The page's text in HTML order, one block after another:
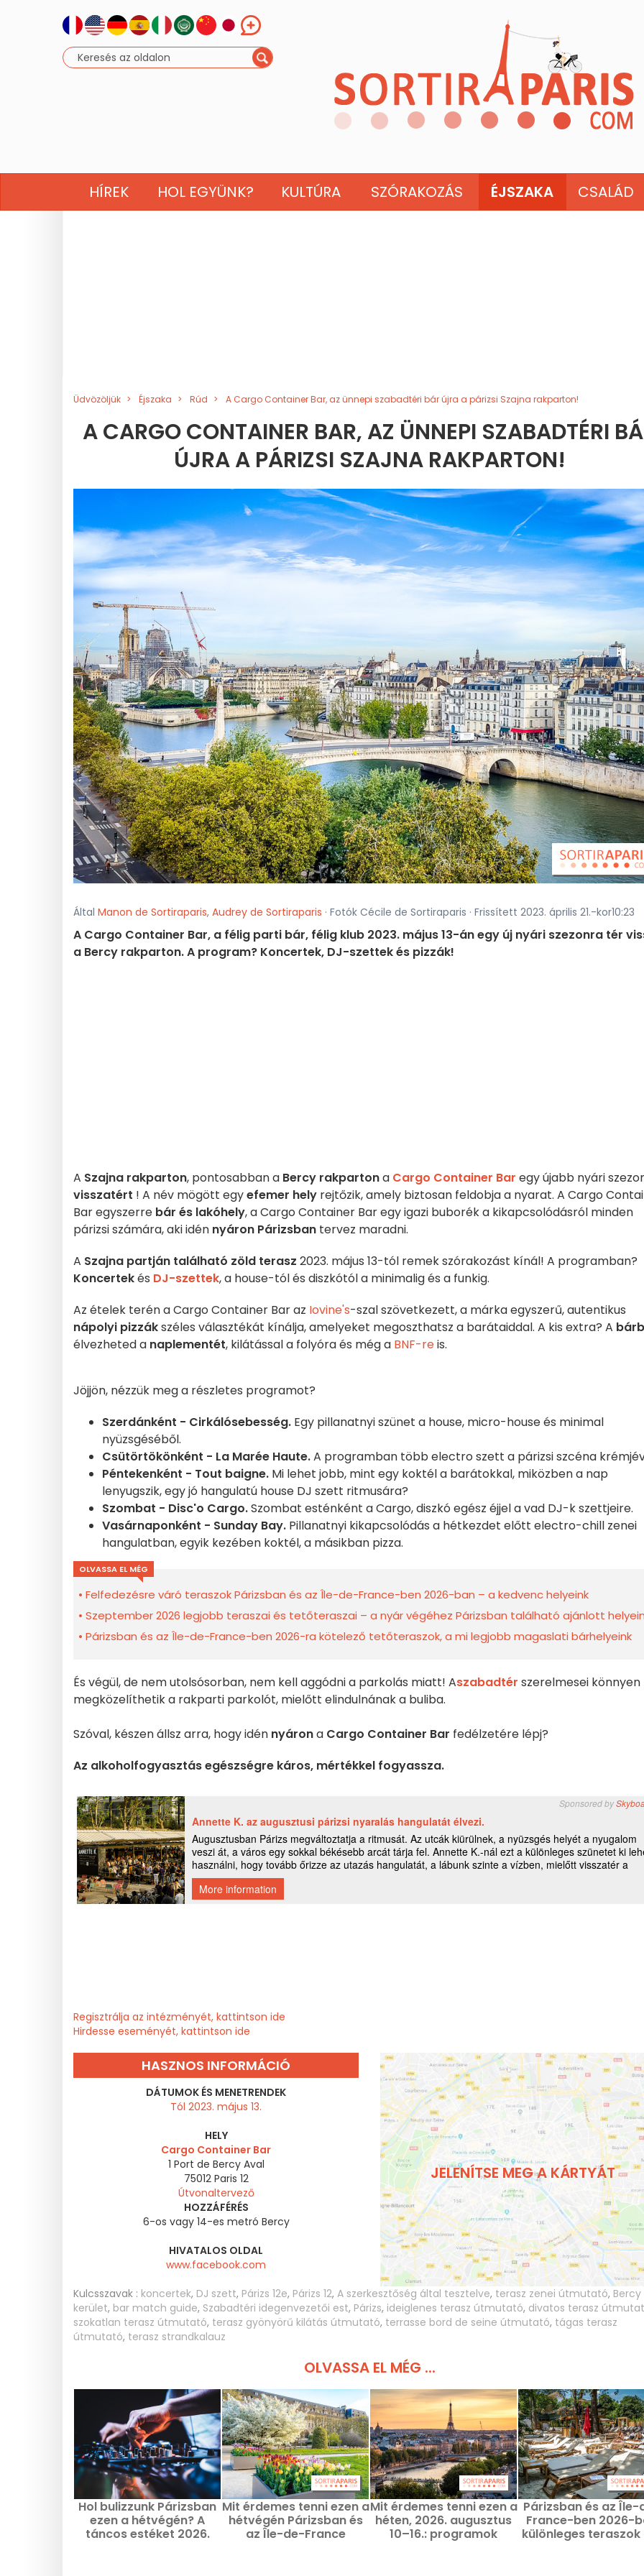
HÍREK HOL EGYÜNK? KULTÚRA SZÓRAKOZÁS ÉJSZAKA CSALÁD
Üdvözöljük Éjszaka Rúd A Cargo Container Bar, az ünnepi szabadtéri bár újra a párizsi Szajna rakparton!
A CARGO CONTAINER BAR, AZ ÜNNEPI SZABADTÉRI
ÚJRA A PÁRIZSI SZAJNA RAKPARTON!
Által Manon de Sortiraparis, Audrey de Sortiraparis · Fotók Cécile de Sortiraparis · Frissített 2023. április 21.-kor10:23
A Cargo Container Bar, a félig parti bár, félig klub 2023. május 13-án egy új nyári szezonra tér
a Bercy rakparton. A program? Koncertek, DJ-szettek és pizzák!
A Szajna rakparton, pontosabban a Bercy rakpartona Cargo Container Bar egy újabb nyári
visszatért ! A név mögött egyefemer hely rejtőzik, amely biztosan feldobja a nyarat. A Cargo
Bar egyszerre bár és lakóhely, a Cargo Container Bar egy igazi buborék a kikapcsolódásról minden
párizsi számára, aki idén nyáron Párizsban tervez maradni.
A Szajna partján található zöld terasz 2023. május 13-tól remek szórakozást kínál! A programban?
Koncertekés DJ-szettek, a house-tól és diszkótól a minimalig és a funkig.
Az ételek terén a Cargo Container Bar az Iovine's-szal szövetkezett, a márka egyszerű, autentikus
nápolyi pizzákszéles választékát kínálja, amelyeket megoszthatsz a barátaiddal. A kis extra? A
élvezheted a naplementét, kilátással a folyóra és még a BNF-reis.
Jöjjön, nézzük meg a részletes programot?
Szerdánként - Cirkálósebesség. Egy pillanatnyi szünet a house, micro-house és minimal
nyüzsgéséből.
Csütörtökönként - La Marée Haute.A programban több electro szett a párizsi szcéna
Péntekenként - Tout baigne. Mi lehet jobb, mint egy koktél a barátokkal, miközben a nap
lenyugszik, egy jó hangulatú house DJ szett ritmusára?
Szombat - Disc'o Cargo.Szombat esténként a Cargo, diszkó egész éjjel a vad DJ-k szettjeire.
Vasárnaponként - Sunday Bay. Pillanatnyi kikapcsolódás a hétkezdet előtt electro-chill zenei
hangulatban, egyik kezében koktél, a másikban pizza.
OLVASSA EL MÉG
Felfedezésre váró teraszok Párizsban és az Île-de-France-ben 2026-ban – a kedvenc helyeink
Szeptember 2026 legjobb teraszai és tetőteraszai – a nyár végéhez Párizsban található ajánlott
Párizsban és az Île-de-France-ben 2026-ra kötelező tetőteraszok, a mi legjobb magaslati bárhelyeink
És végül, de nem utolsósorban, nem kell aggódni a parkolás miatt! Aszabadtér szerelmesei könnyen
megközelíthetik a rakparti parkolót, mielőtt elindulnának a buliba.
Szóval, készen állsz arra, hogy idén nyárona Cargo Container Bar fedélzetére lépj?
Az alkoholfogyasztás egészségre káros, mértékkel fogyassza.
Regisztrálja az intézményét, kattintson ide
Hirdesse eseményét, kattintson ide
HASZNOS INFORMÁCIÓ
DÁTUMOK ÉS MENETRENDEK
Tól 2023. május 13.
HELY
Cargo Container Bar
1 Port de Bercy Aval
75012 Paris 12
Útvonaltervező
HOZZÁFÉRÉS
6-os vagy 14-es metró Bercy
HIVATALOS OLDAL
www.facebook.com
JELENÍTSE MEG A KÁRTYÁT
Kulcsszavak : koncertek, DJ szett, Párizs 12e, Párizs 12, A szerkesztőség által tesztelve, terasz zenei útmutató, Bercy
kerület, bar match guide, Szabadtéri idegenvezetői est, Párizs, ideiglenes terasz útmutató, divatos terasz
szokatlan terasz útmutató, terasz gyönyörű kilátás útmutató, terrasse bord de seine útmutató, tágas terasz
útmutató, terasz strandkalauz
OLVASSA EL MÉG ...
Hol bulizzunk Párizsban
ezen a hétvégén? A
táncos estéket 2026.
Mit érdemes tenni ezen a
hétvégén Párizsban és
az Île-de-France
Mit érdemes tenni ezen a
héten, 2026. augusztus
10–16.: programok
Párizsban és az Île-
France-ben 2026-
különleges teraszok